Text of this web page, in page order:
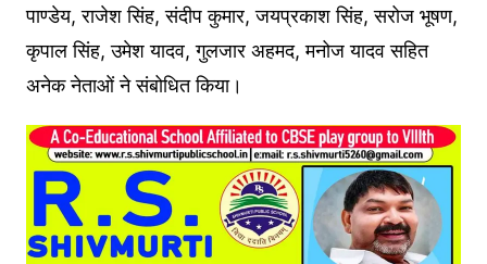
पाण्डेय, राजेश सिंह, संदीप कुमार, जयप्रकाश सिंह, सरोज भूषण,
कृपाल सिंह, उमेश यादव, गुलजार अहमद, मनोज यादव सहित
अनेक नेताओं ने संबोधित किया।